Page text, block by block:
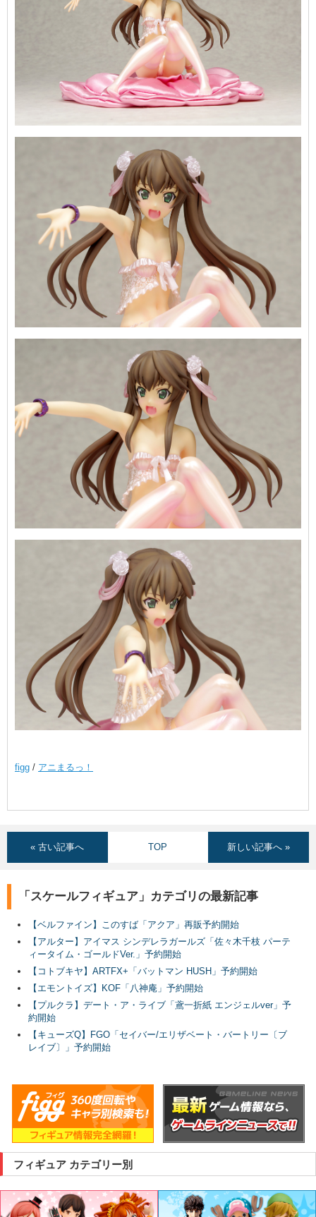
figg / アニまるっ！
« 古い記事へ TOP 新しい記事へ »
「スケールフィギュア」カテゴリの最新記事
【ベルファイン】このすば「アクア」再販予約開始
【アルター】アイマス シンデレラガールズ「佐々木千枝 パーテ
ィータイム・ゴールドVer.」予約開始
【コトブキヤ】ARTFX+「バットマン HUSH」予約開始
【エモントイズ】KOF「八神庵」予約開始
【プルクラ】デート・ア・ライブ「鳶一折紙 エンジェルver」予
約開始
【キューズQ】FGO「セイバー/エリザベート・バートリー〔ブ
レイブ〕」予約開始
フィギュア カテゴリー別